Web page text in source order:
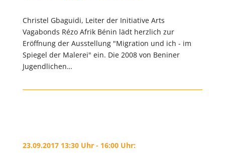
Christel Gbaguidi, Leiter der Initiative Arts
Vagabonds Rézo Afrik Bénin lädt herzlich zur
Eröffnung der Ausstellung "Migration und ich - im
Spiegel der Malerei" ein. Die 2008 von Beniner
Jugendlichen…
23.09.2017 13:30 Uhr - 16:00 Uhr: